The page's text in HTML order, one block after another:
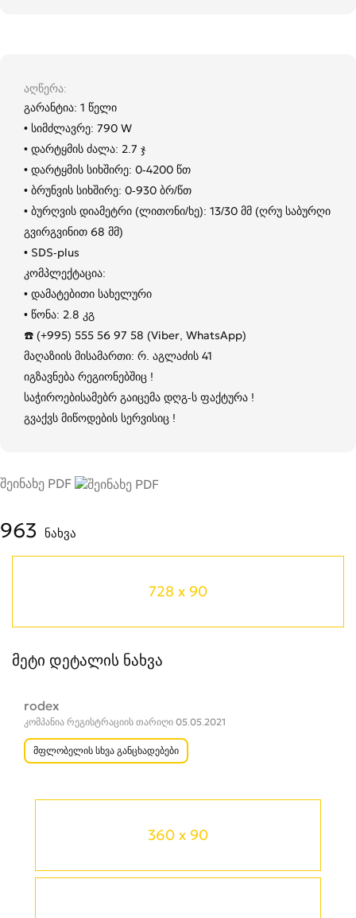
360 x 90
აღწერა
გარანტია: 1 წელი
• სიმძლავრე: 790 W
• დარტყმის ძალა: 2.7 ჯ
• დარტყმის სიხშირე: 0-4200 წთ
• ბრუნვის სიხშირე: 0-930 ბრ/წთ
• ბურღვის დიამეტრი (ლითონი/ხე): 13/30 მმ (ღრუ საბურღი
გვირგვინით 68 მმ)
• SDS-plus
კომპლექტაცია:
• დამატებითი სახელური
• წონა: 2.8 კგ
☎️ (+995) 555 56 97 58 (Viber, WhatsApp)
მაღაზიის მისამართი: რ. აგლაძის 41 ​​​​​
იგზავნება რეგიონებშიც !
საჭიროებისამებრ გაიცემა დღგ-ს ფაქტურა !
გვაქვს მიწოდების სერვისიც !
შეინახე PDF
963 ნახვა
728 x 90
მეტი დეტალის ნახვა
rodex
კომპანია რეგისტრაციის თარიღი 05.05.2021
მფლობელის სხვა განცხადებები